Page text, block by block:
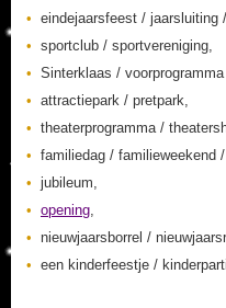
eindejaarsfeest / jaarsluiting
sportclub / sportvereniging,
Sinterklaas /
attractiepark / pretpark,
theaterprogramma /
familiedag / familieweekend
jubileum,
opening,
nieuwjaarsborrel /
een kinderfeestje /